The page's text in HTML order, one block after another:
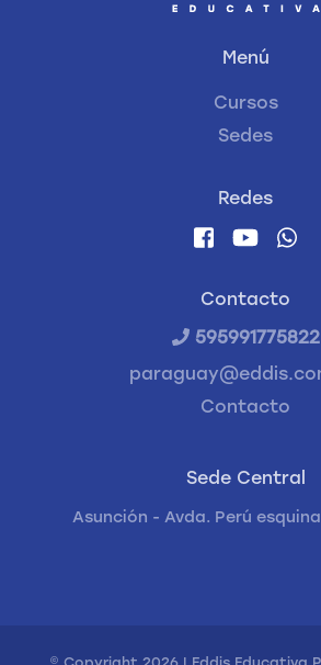
Menú
Cursos
Sedes
Redes
Contacto
595991775822
Contacto
Sede Central
Asunción - Avda. Perú